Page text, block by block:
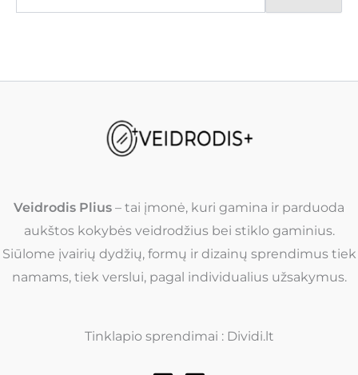
Veidrodis Plius – tai įmonė, kuri gamina ir parduoda
aukštos kokybės veidrodžius bei stiklo gaminius.
Siūlome įvairių dydžių, formų ir dizainų sprendimus tiek
namams, tiek verslui, pagal individualius užsakymus.
Tinklapio sprendimai : Dividi.lt